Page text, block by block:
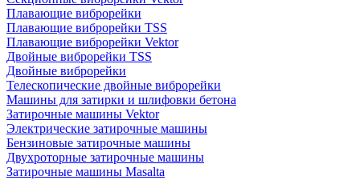
Плавающие виброрейки
Плавающие виброрейки TSS
Плавающие виброрейки Vektor
Двойные виброрейки TSS
Двойные виброрейки
Телескопические двойные виброрейки
Машины для затирки и шлифовки бетона
Затирочные машины Vektor
Электрические затирочные машины
Бензиновые затирочные машины
Двухроторные затирочные машины
Затирочные машины Masalta